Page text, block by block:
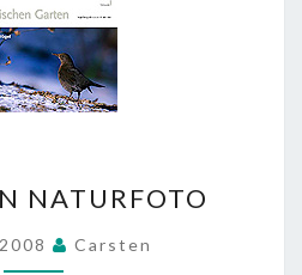
IN
NATURFOTO
NATURFOTO
Carsten